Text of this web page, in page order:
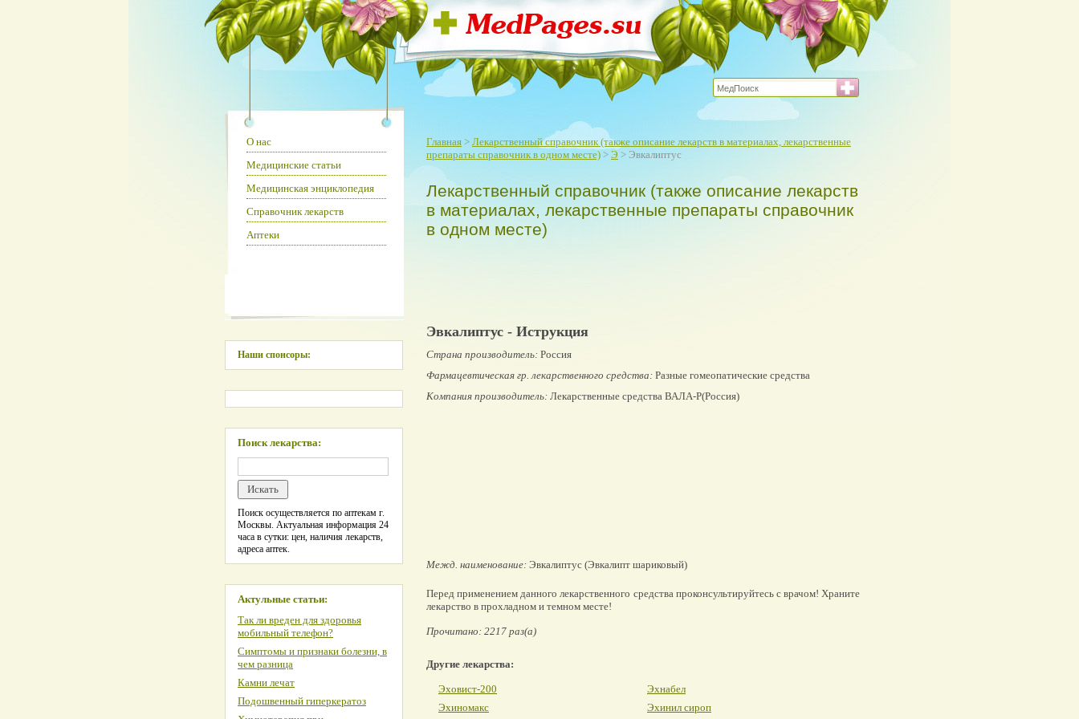
Главная > Лекарственный справочник (также описание лекарств в материалах, лекарственные
препараты справочник в одном месте) > Э > Эвкалиптус
Лекарственный справочник (также описание лекарств
в материалах, лекарственные препараты справочник
в одном месте)
Эвкалиптус - Иструкция
Страна производитель: Россия
Фармацевтическая гр. лекарственного средства: Разные гомеопатические средства
Компания производитель: Лекарственные средства ВАЛА-Р(Россия)
Межд. наименование: Эвкалиптус (Эвкалипт шариковый)
Перед применением данного лекарственного средства проконсультируйтесь с врачом! Храните
лекарство в прохладном и темном месте!
Прочитано: 2217 раз(а)
Другие лекарства:
Эховист-200
Эхнабел
Эхиномакс
Эхинил сироп
О нас
Медицинские статьи
Медицинская энциклопедия
Справочник лекарств
Аптеки
Наши спонсоры:
Поиск лекарства:
Поиск осуществляется по аптекам г.
Москвы. Актуальная информация 24
часа в сутки: цен, наличия лекарств,
адреса аптек.
Актульные статьи:
Так ли вреден для здоровья
мобильный телефон?
Симптомы и признаки болезни, в
чем разница
Камни лечат
Подошвенный гиперкератоз